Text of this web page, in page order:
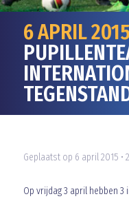
6 APRIL 2015
Geplaatst op 6 april 2015 •
Op vrijdag 3 april hebben